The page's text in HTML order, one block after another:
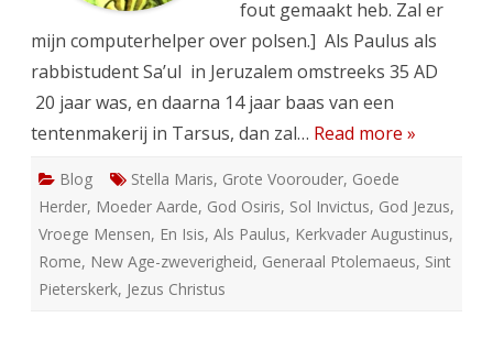
fout gemaakt heb. Zal er
mijn computerhelper over polsen.] Als Paulus als
rabbistudent Sa’ul in Jeruzalem omstreeks 35 AD
20 jaar was, en daarna 14 jaar baas van een
tentenmakerij in Tarsus, dan zal… Read more »
Blog Stella Maris, Grote Voorouder, Goede
Herder, Moeder Aarde, God Osiris, Sol Invictus, God Jezus,
Vroege Mensen, En Isis, Als Paulus, Kerkvader Augustinus,
Rome, New Age-zweverigheid, Generaal Ptolemaeus, Sint
Pieterskerk, Jezus Christus